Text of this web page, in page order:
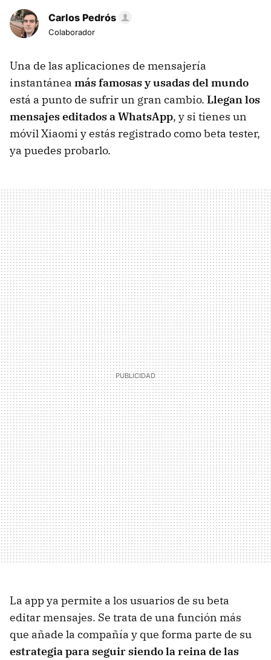
Carlos Pedrós
Colaborador
Una de las aplicaciones de mensajería
instantánea más famosas y usadas del mundo
está a punto de sufrir un gran cambio. Llegan los
mensajes editados a WhatsApp, y si tienes un
móvil Xiaomi y estás registrado como beta tester,
ya puedes probarlo.
La app ya permite a los usuarios de su beta
editar mensajes. Se trata de una función más
que añade la compañía y que forma parte de su
estrategia para seguir siendo la reina de las